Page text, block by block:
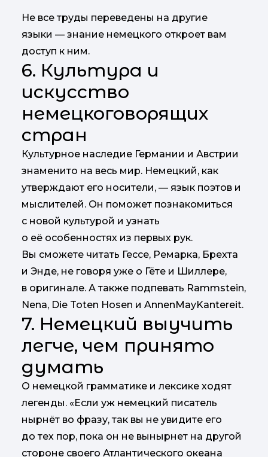
Не все труды переведены на другие
языки — знание немецкого откроет вам
доступ к ним.
6. Культура и
искусство
немецкоговорящих
стран
Культурное наследие Германии и Австрии
знаменито на весь мир. Немецкий, как
утверждают его носители, — язык поэтов и
мыслителей. Он поможет познакомиться
с новой культурой и узнать
о её особенностях из первых рук.
Вы сможете читать Гессе, Ремарка, Брехта
и Энде, не говоря уже о Гёте и Шиллере,
в оригинале. А также подпевать Rammstein,
Nena, Die Toten Hosen и AnnenMayKantereit.
7. Немецкий выучить
легче, чем принято
думать
О немецкой грамматике и лексике ходят
легенды. «Если уж немецкий писатель
нырнёт во фразу, так вы не увидите его
до тех пор, пока он не вынырнет на другой
стороне своего Атлантического океана